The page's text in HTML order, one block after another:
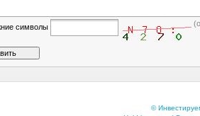
символы
©